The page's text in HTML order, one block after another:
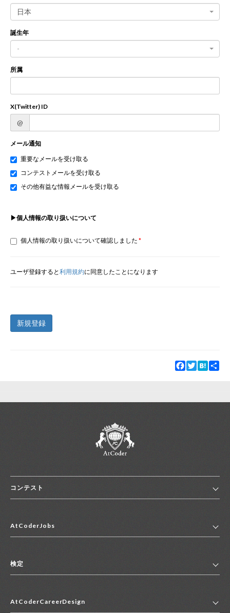
日本
誕生年
-
所属
X(Twitter) ID
@
メール通知
重要なメールを受け取る
コンテストメールを受け取る
その他有益な情報メールを受け取る
▶個人情報の取り扱いについて
個人情報の取り扱いについて確認しました
ユーザ登録すると利用規約に同意したことになります
新規登録
Facebook
TwitterHatena
コンテスト
コンテスト一覧
便利リンク集
AtCoderJobs
2027年新卒採用求人一覧
中途採用求人一覧
検定
マイページ
AtCoderCareerDesign